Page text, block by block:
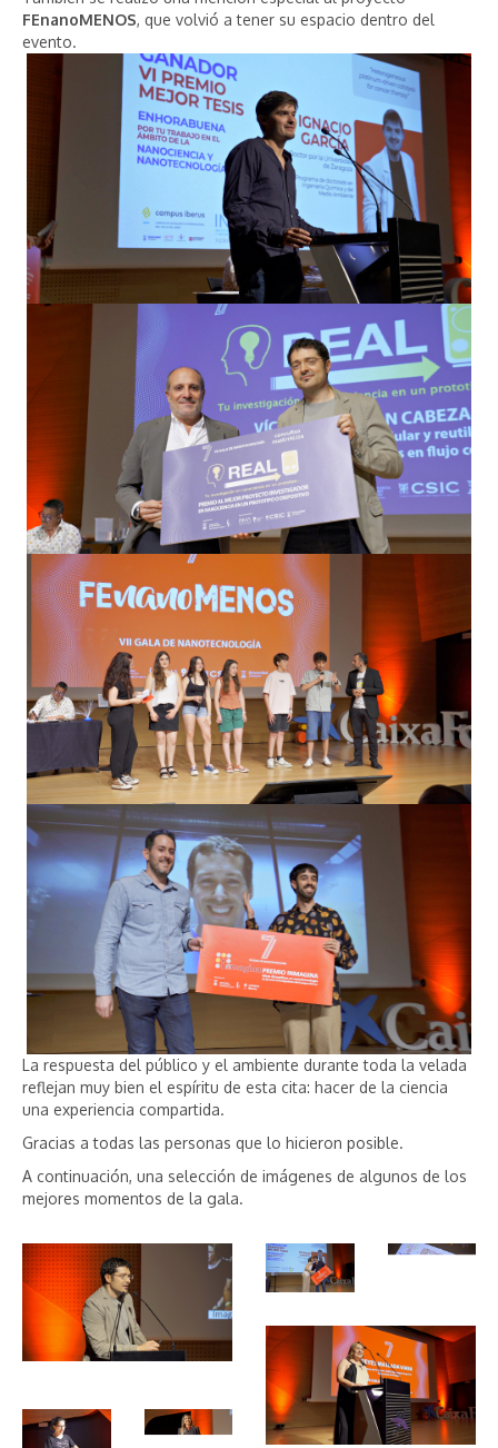
FEnanoMENOS, que volvió a tener su espacio dentro del
evento.
La respuesta del público y el ambiente durante toda la velada
reflejan muy bien el espíritu de esta cita: hacer de la ciencia
una experiencia compartida.
Gracias a todas las personas que lo hicieron posible.
A continuación, una selección de imágenes de algunos de los
mejores momentos de la gala.